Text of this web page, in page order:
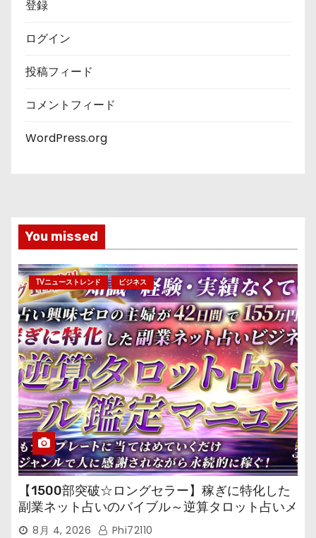
登録
ログイン
投稿フィード
コメントフィード
WordPress.org
You missed
TVニューストレンド ビジネス
【1500部突破☆ロングセラー】稼ぎに特化した
副業ネット占いのバイブル～逆算タロット占いメ
ール鑑定マニュアル～
8月 4, 2026 Phi72110